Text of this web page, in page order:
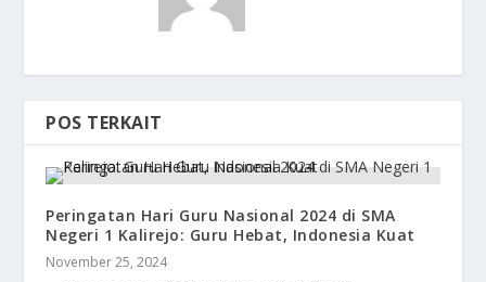
POS TERKAIT
Peringatan Hari Guru Nasional 2024 di SMA
Negeri 1 Kalirejo: Guru Hebat, Indonesia Kuat
November 25, 2024